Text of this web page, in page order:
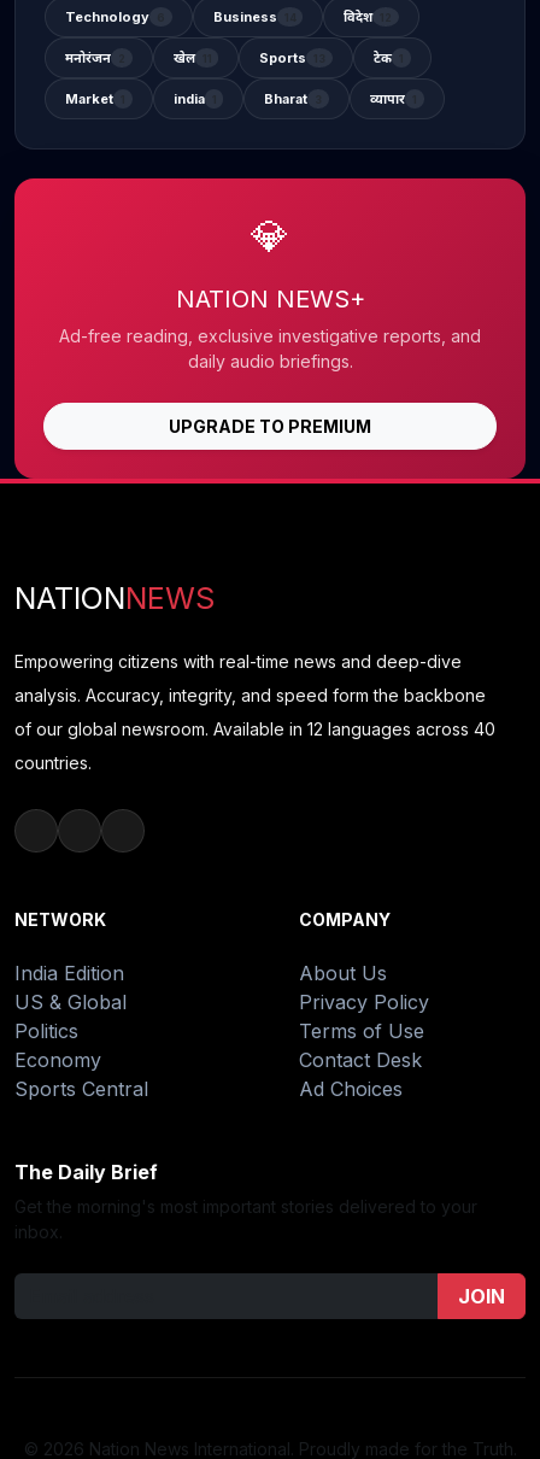
Technology Business विदेश
मनोरंजन खेल Sports टेक
Market india Bharat व्यापार
💎
NATION NEWS+
Ad-free reading, exclusive investigative reports, and
daily audio briefings.
UPGRADE TO PREMIUM
NATIONNEWS
Empowering citizens with real-time news and deep-dive
analysis. Accuracy, integrity, and speed form the backbone
of our global newsroom. Available in 12 languages across 40
countries.
NETWORK
India Edition
US & Global
Politics
Economy
Sports Central
COMPANY
About Us
Privacy Policy
Terms of Use
Contact Desk
Ad Choices
The Daily Brief
Get the morning's most important stories delivered to your
inbox.
JOIN
© 2026 Nation News International. Proudly made for the Truth.